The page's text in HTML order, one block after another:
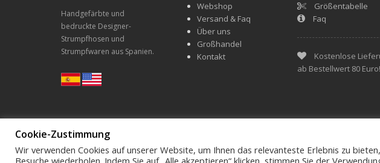
Handgefärbte und
bedruckte Designer-
Strumpfhosen und
Strumpfwaren aus Spanien.
Webshop
Versand & Faq
Über uns
Großhandel
Kontakt
Größentabelle
Faq
Kostenlose
ab Bestellwert 80 Euro!
Schreibe uns hello@virivee.de
Cookie-Zustimmung
Wir verwenden Cookies auf unserer Website, um Ihnen das relevanteste Erlebnis zu
Besuche wiederholen. Indem Sie auf „Alle akzeptieren“ klicken, stimmen Sie der